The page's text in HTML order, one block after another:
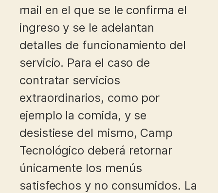
mail en el que se le confirma el
ingreso y se le adelantan
detalles de funcionamiento del
servicio. Para el caso de
contratar servicios
extraordinarios, como por
ejemplo la comida, y se
desistiese del mismo, Camp
Tecnológico deberá retornar
únicamente los menús
satisfechos y no consumidos. La